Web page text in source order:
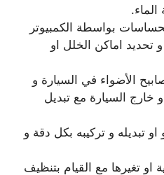
بواسطة الكمبيوتر
تحديد اماكن الخلل او
الأضواء في السيارة و
خارج السيارة مع تبديل
او تبديله و تركيبه بكل دقة و
او تغيرها مع القيام بتنظيف